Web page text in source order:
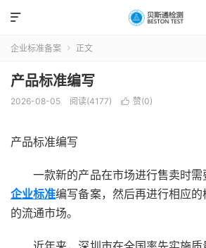

企业标准备案  正文
产品标准编写
2026-08-05 阅读(4177)  赞(0)
产品标准编写
一款新的产品在市场进行售卖时需
企业标准编写备案，然后再进行相应
的流通市场。